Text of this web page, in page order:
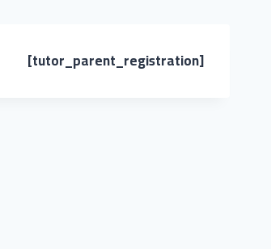
[tutor_parent_registration]